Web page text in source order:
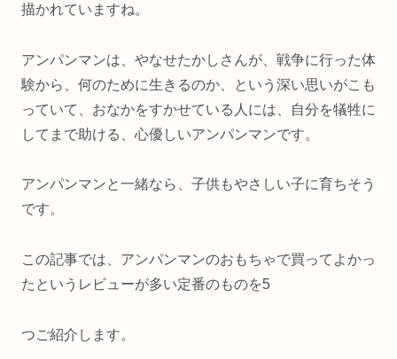
描かれていますね。
アンパンマンは、やなせたかしさんが、戦争に行った体
験から、何のために生きるのか、という深い思いがこも
っていて、おなかをすかせている人には、自分を犠牲に
してまで助ける、心優しいアンパンマンです。
アンパンマンと一緒なら、子供もやさしい子に育ちそう
です。
この記事では、アンパンマンのおもちゃで買ってよかっ
たというレビューが多い定番のものを5
つご紹介します。